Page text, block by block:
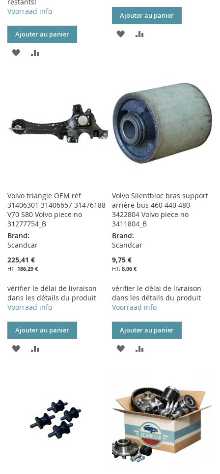
Voorraad info
Ajouter au panier
AJOUTER
D’ENVIE
Ajouter au panier
AJOUTER
D’ENVIE
Volvo triangle OEM réf
31406301 31406657 31476188
V70 S80 Volvo piece no
31277754_B
Brand:
Scandcar
225,41 €
186,29 €
vérifier le délai de livraison
dans les détails du produit
Voorraad info
Ajouter au panier
AJOUTER
D’ENVIE
Volvo Silentbloc bras support
arrière bus 460 440 480
3422804 Volvo piece no
3411804_B
Brand:
Scandcar
9,75 €
8,06 €
vérifier le délai de livraison
dans les détails du produit
Voorraad info
Ajouter au panier
AJOUTER
LISTE
D’ENVIE